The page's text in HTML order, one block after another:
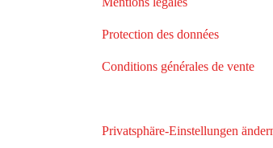
Protection des données
Conditions générales de vente
Privatsphäre-Einstellungen